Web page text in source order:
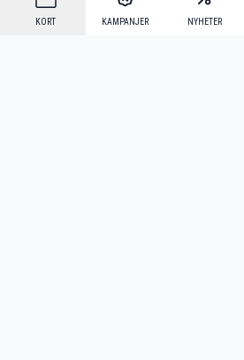
KORT KAMPANJER NYHETER